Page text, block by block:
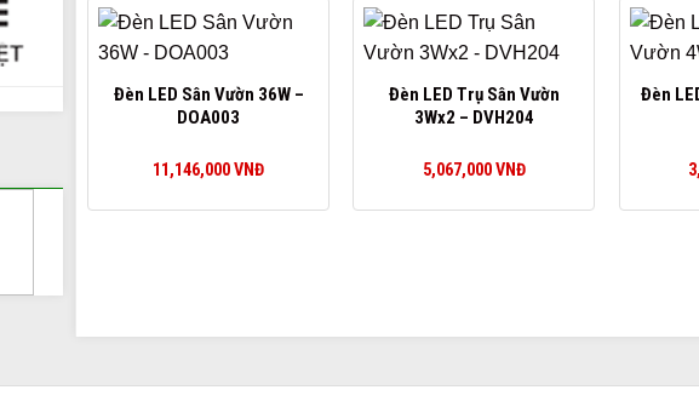
Đèn LED Sân Vườn 36W –
DOA003
11,146,000VNĐ
Đèn LED Trụ Sân Vườn
3Wx2 – DVH204
5,067,000VNĐ
Đèn